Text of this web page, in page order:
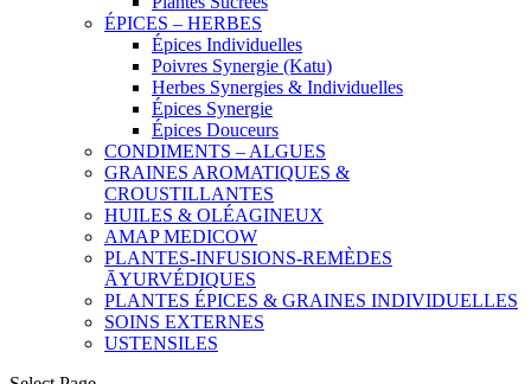
ÉPICES – HERBES
Épices Individuelles
Poivres Synergie (Katu)
Herbes Synergies & Individuelles
Épices Synergie
Épices Douceurs
CONDIMENTS – ALGUES
GRAINES AROMATIQUES &
CROUSTILLANTES
HUILES & OLÉAGINEUX
AMAP MEDICOW
PLANTES-INFUSIONS-REMÈDES
ĀYURVÉDIQUES
PLANTES ÉPICES & GRAINES INDIVIDUELLES
SOINS EXTERNES
USTENSILES